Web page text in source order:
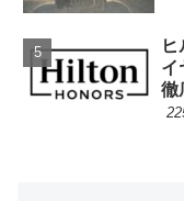
イ
徹